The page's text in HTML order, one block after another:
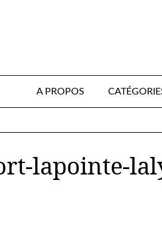
A PROPOS
lapointe-